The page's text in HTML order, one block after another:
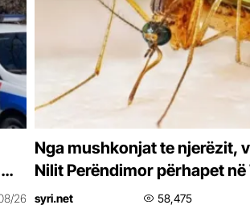
26
Nga mushkonjat te njerëzit,
Nilit Perëndimor përhapet në
të Europës, 94 raste në Itali
syri.net 58,475